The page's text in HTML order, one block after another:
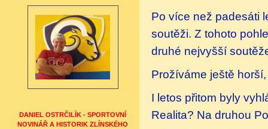
DANIEL OSTRČILÍK - SPORTOVNÍ
NOVINÁŘ A HISTORIK ZLÍNSKÉHO
Po více než padesáti
soutěži. Z tohoto
druhé nejvyšší
Prožíváme ještě
I letos přitom byly
Realita? Na druhou